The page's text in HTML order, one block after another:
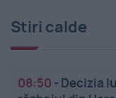
Stiri calde
08:50 - Decizia